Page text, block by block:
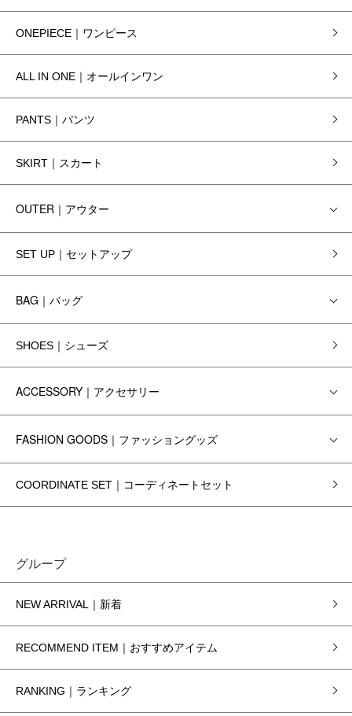
ONEPIECE｜ワンピース
ALL IN ONE｜オールインワン
PANTS｜パンツ
SKIRT｜スカート
OUTER｜アウター
SET UP｜セットアップ
BAG｜バッグ
SHOES｜シューズ
ACCESSORY｜アクセサリー
FASHION GOODS｜ファッショングッズ
COORDINATE SET｜コーディネートセット
グループ
NEW ARRIVAL｜新着
RECOMMEND ITEM｜おすすめアイテム
RANKING｜ランキング